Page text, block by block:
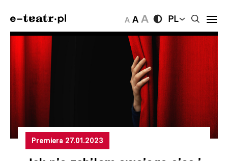
PL
Premiera 27.01.2023